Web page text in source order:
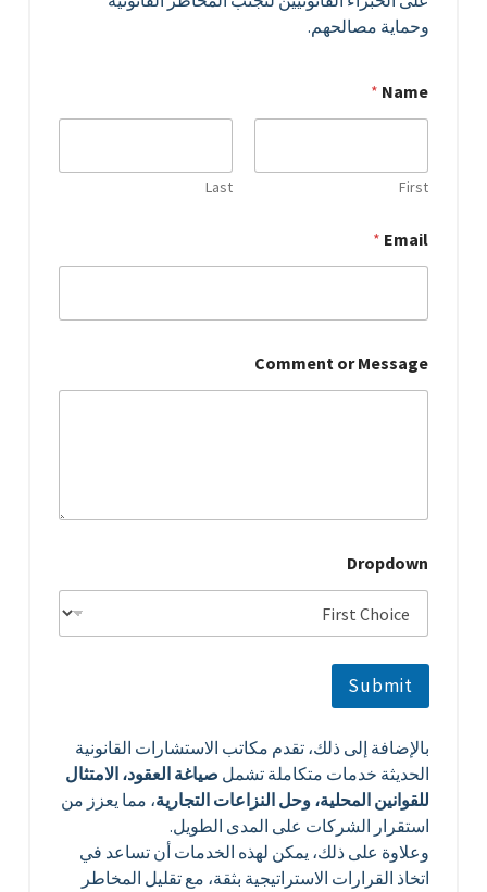
وحماية مصالحهم.
Name
*
First
Last
Email
*
C
o
Comment or Message
Dropdown
Submit
بالإضافة إلى ذلك، تقدم مكاتب الاستشارات القانونية
الحديثة خدمات متكاملة تشمل صياغة العقود، الامتثال
للقوانين المحلية، وحل النزاعات التجارية، مما يعزز من
استقرار الشركات على المدى الطويل.
وعلاوة على ذلك، يمكن لهذه الخدمات أن تساعد في
اتخاذ القرارات الاستراتيجية بثقة، مع تقليل المخاطر